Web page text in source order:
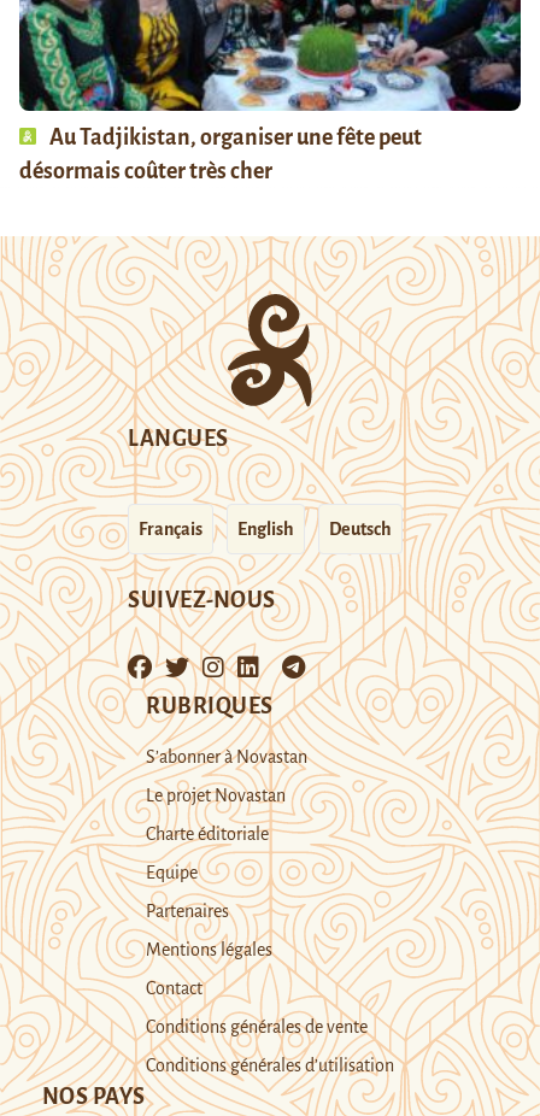
Au Tadjikistan, organiser une fête peut
désormais coûter très cher
LANGUES
Français English Deutsch
SUIVEZ-NOUS
RUBRIQUES
S’abonner à Novastan
Le projet Novastan
Charte éditoriale
Equipe
Partenaires
Mentions légales
Contact
Conditions générales de vente
Conditions générales d’utilisation
NOS PAYS